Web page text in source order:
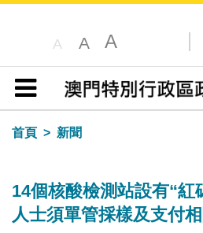
A A A
目錄
首頁
新聞
14個核酸檢測站設有“紅
人士須單管採樣及支付